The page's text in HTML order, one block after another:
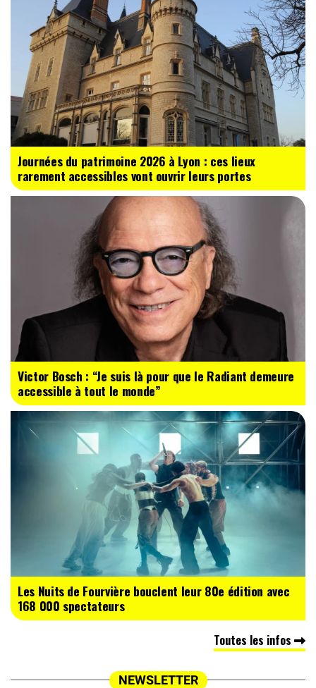
Journées du patrimoine 2026 à Lyon : ces lieux
rarement accessibles vont ouvrir leurs portes
Victor Bosch : “Je suis là pour que le Radiant demeure
accessible à tout le monde”
Les Nuits de Fourvière bouclent leur 80e édition avec
168 000 spectateurs
Toutes les infos
NEWSLETTER